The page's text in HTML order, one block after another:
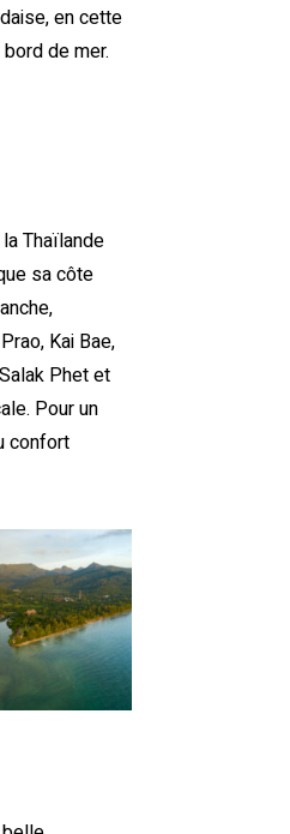
en cette
de mer.
Thaïlande
sa côte
Kai Bae,
Phet et
Pour un
confort